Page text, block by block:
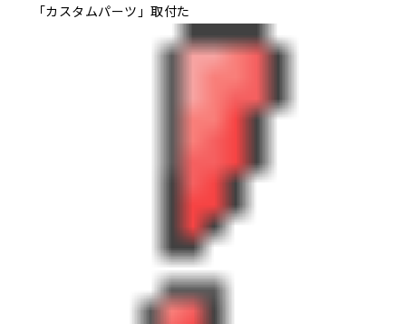
「カスタムパーツ」取付た